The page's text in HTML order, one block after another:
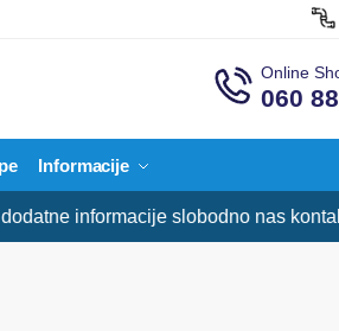
Online
060
Informacije
informacije slobodno nas